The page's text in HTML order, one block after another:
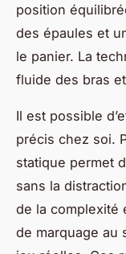
position
des épaules et
le panier. La
fluide des bras
Il est possible
précis chez soi.
statique permet
sans la
de la complexité
de marquage au